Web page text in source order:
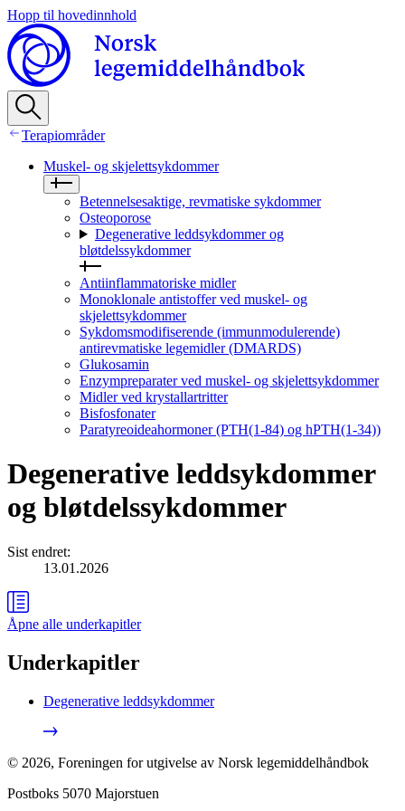
Hopp til hovedinnhold
Terapiområder
Muskel- og skjelettsykdommer
Betennelsesaktige, revmatiske sykdommer
Osteoporose
Degenerative leddsykdommer og
bløtdelssykdommer
Antiinflammatoriske midler
Monoklonale antistoffer ved muskel- og
skjelettsykdommer
Sykdomsmodifiserende (immunmodulerende)
antirevmatiske legemidler (DMARDS)
Glukosamin
Enzympreparater ved muskel- og skjelettsykdommer
Midler ved krystallartritter
Bisfosfonater
Paratyreoideahormoner (PTH(1-84) og hPTH(1-34))
Degenerative leddsykdommer
og bløtdelssykdommer
Sist endret:
13.01.2026
Åpne alle underkapitler
Underkapitler
Degenerative leddsykdommer
© 2026, Foreningen for utgivelse av Norsk legemiddelhåndbok
Postboks 5070 Majorstuen